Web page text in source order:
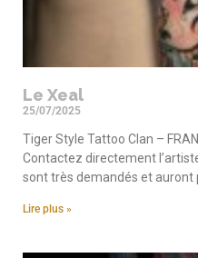
Le Xeal
25/07/2025
Tiger Style Tattoo Clan –
Contactez directement
sont très demandés et auront
Lire plus »